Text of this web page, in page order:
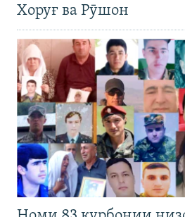
Хоруғ ва Рӯшон